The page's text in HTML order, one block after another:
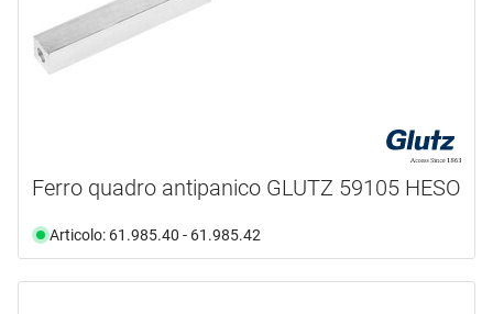
Ferro quadro antipanico GLUTZ 59105 HESO
Articolo: 61.985.40 - 61.985.42